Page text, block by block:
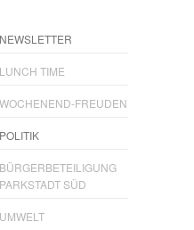
NEWSLETTER
LUNCH TIME
WOCHENEND-FREUDEN
POLITIK
BÜRGERBETEILIGUNG
PARKSTADT SÜD
UMWELT